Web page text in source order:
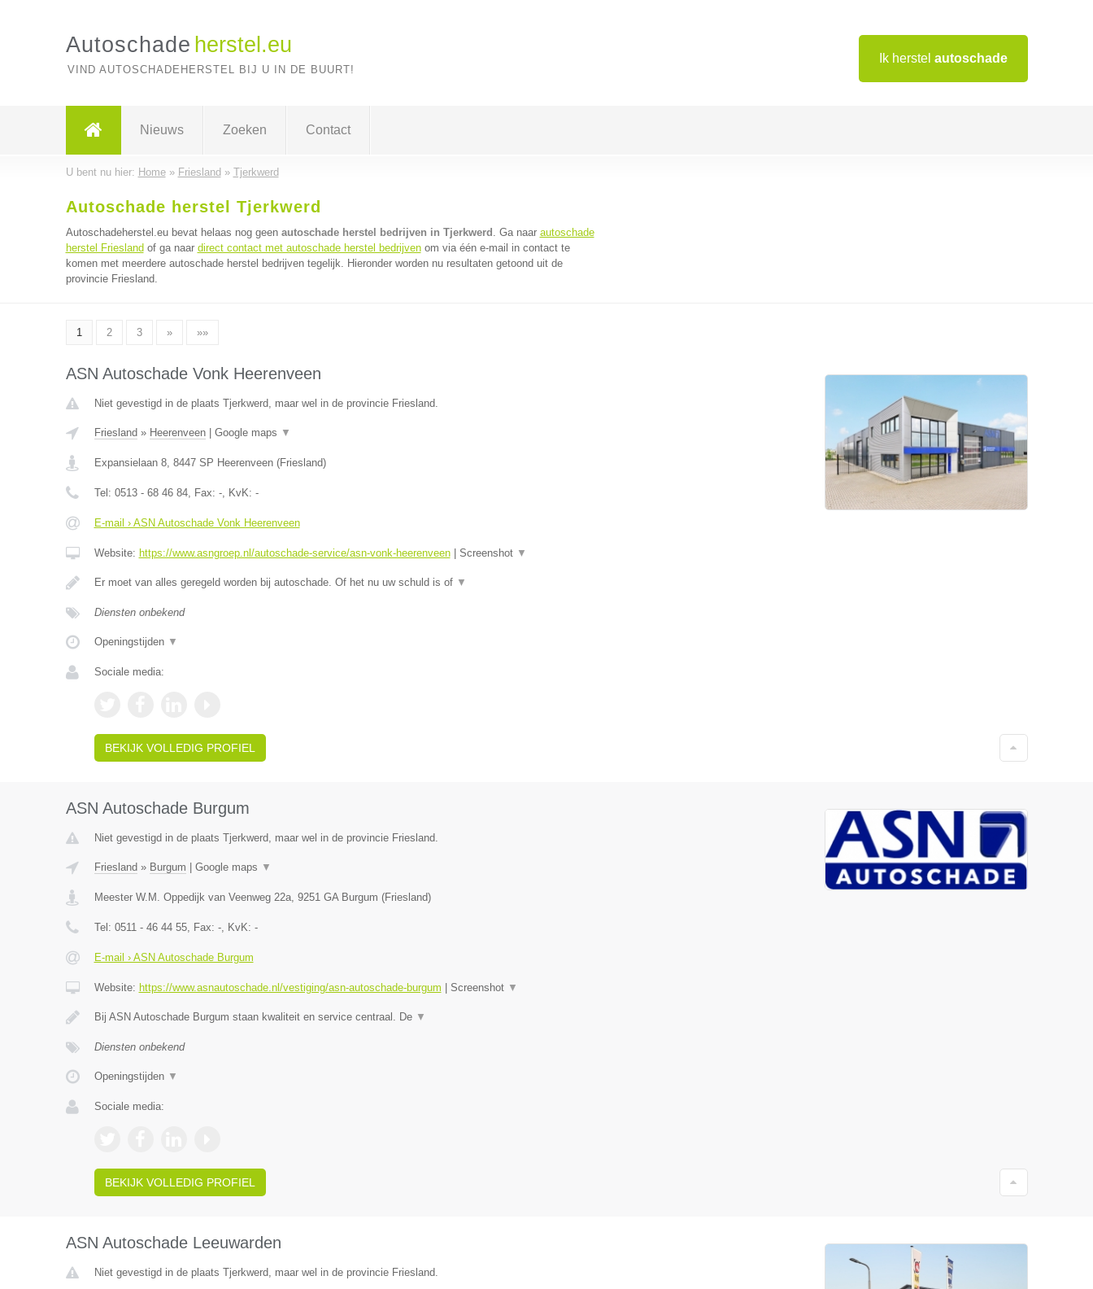
Ik herstel autoschade
Autoschade herstel.eu
VIND AUTOSCHADEHERSTEL BIJ U IN DE BUURT!
Nieuws Zoeken Contact
U bent nu hier: Home» Friesland » Tjerkwerd
Autoschade herstel Tjerkwerd
Autoschadeherstel.eu bevat helaas nog geen autoschade herstel bedrijven in Tjerkwerd . Ga naar autoschade
herstel Friesland of ga naar direct contact met autoschade herstel bedrijvenom via één e-mail in contact te
komen met meerdere autoschade herstel bedrijven tegelijk. Hieronder worden nu resultaten getoond uit de
provincie Friesland.
1 2 3 » »»
ASN Autoschade Vonk Heerenveen
Niet gevestigd in de plaats Tjerkwerd, maar wel in de provincie Friesland.
Friesland » Heerenveen| Google maps ▼
Expansielaan 8, 8447 SP Heerenveen(Friesland)
Tel: 0513 - 68 46 84, Fax: -, KvK: -
E-mail › ASN Autoschade Vonk Heerenveen
Website: https://www.asngroep.nl/autoschade-service/asn-vonk-heerenveen| Screenshot ▼
Er moet van alles geregeld worden bij autoschade. Of het nu uw schuld is of ▼
Diensten onbekend
Openingstijden ▼
Sociale media:
BEKIJK VOLLEDIG PROFIEL
ASN Autoschade Burgum
Niet gevestigd in de plaats Tjerkwerd, maar wel in de provincie Friesland.
Friesland » Burgum Google maps ▼
Meester W.M. Oppedijk van Veenweg 22a, 9251 GA Burgum (Friesland)
Tel: 0511 - 46 44 55, Fax: -, KvK: -
E-mail › ASN Autoschade Burgum
Website: https://www.asnautoschade.nl/vestiging/asn-autoschade-burgum Screenshot ▼
Bij ASN Autoschade Burgum staan kwaliteit en service centraal. De ▼
Diensten onbekend
Openingstijden ▼
Sociale media:
BEKIJK VOLLEDIG PROFIEL
ASN Autoschade Leeuwarden
Niet gevestigd in de plaats Tjerkwerd, maar wel in de provincie Friesland.